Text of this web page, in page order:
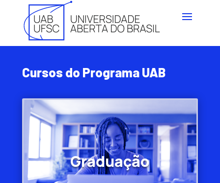
Cursos do Programa UAB
Graduação